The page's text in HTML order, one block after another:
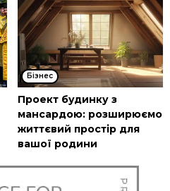
Бізнес
Проект будинку з
мансардою: розширюємо
життєвий простір для
вашої родини